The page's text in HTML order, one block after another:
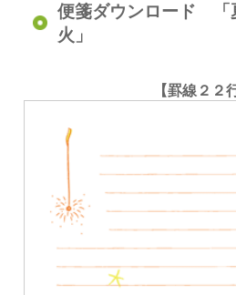
便箋ダウンロード 「
火」
【罫線２２